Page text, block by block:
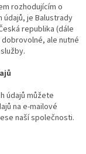
rozhodujícím o
údajů, je Balustrady
republika (dále
dobrovolné, ale nutné
údajů můžete
na e-mailové
naší společnosti.